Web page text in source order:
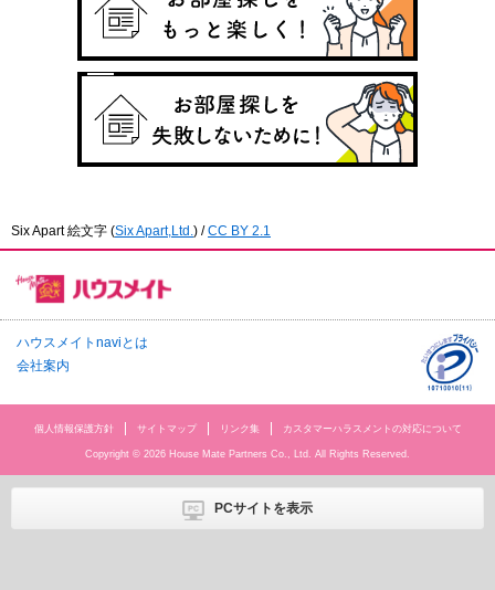
Six Apart 絵文字 (Six Apart,Ltd. ) /CC BY 2.1
ハウスメイトnaviとは
会社案内
個人情報保護方針 サイトマップ リンク集 カスタマーハラスメントの対応について
Copyright © 2026 House Mate Partners Co., Ltd. All Rights Reserved.
PCサイトを表示